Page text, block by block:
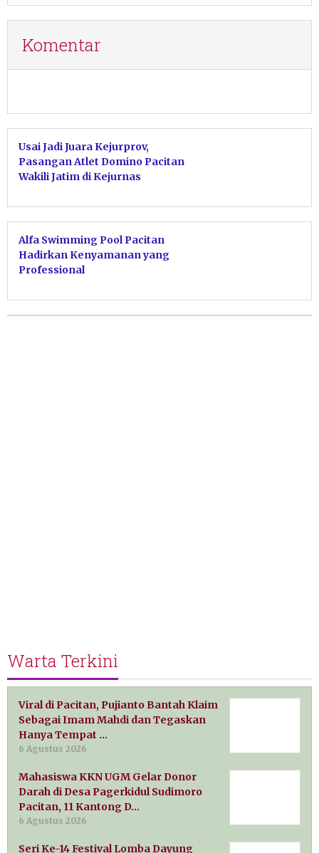
Komentar
Usai Jadi Juara Kejurprov,
Pasangan Atlet Domino Pacitan
Wakili Jatim di Kejurnas
Alfa Swimming Pool Pacitan
Hadirkan Kenyamanan yang
Professional
Warta Terkini
Viral di Pacitan, Pujianto Bantah Klaim
Sebagai Imam Mahdi dan Tegaskan
Hanya Tempat …
6 Agustus 2026
Mahasiswa KKN UGM Gelar Donor
Darah di Desa Pagerkidul Sudimoro
Pacitan, 11 Kantong D…
6 Agustus 2026
Seri Ke-14 Festival Lomba Dayung